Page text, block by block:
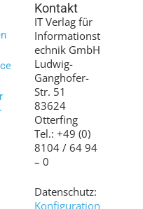
Kontakt
IT Verlag für
Informationst
echnik GmbH
Ludwig-
Ganghofer-
Str. 51
83624
Otterfing
Tel.: +49 (0)
8104 / 64 94
– 0
Datenschutz:
Konfiguration